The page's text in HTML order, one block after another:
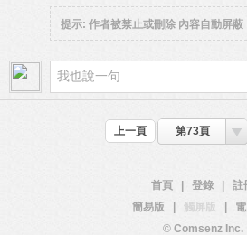
提示: 作者被禁止或刪除 內容自動屏蔽
上一頁 第73頁
首頁 登錄
註
簡易版
觸屏版
© Comsenz Inc.